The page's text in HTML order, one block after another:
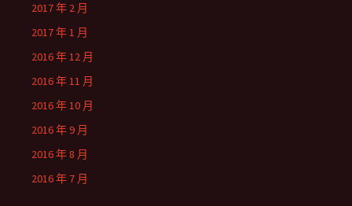
2017 年 2 月
2017 年 1 月
2016 年 12 月
2016 年 11 月
2016 年 10 月
2016 年 9 月
2016 年 8 月
2016 年 7 月